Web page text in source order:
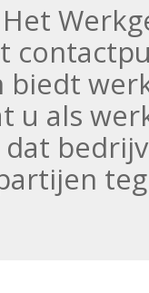
Het
biedt
u als